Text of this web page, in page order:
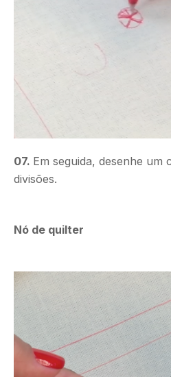
07. Em seguida, desenhe um
divisões.
Nó de quilter